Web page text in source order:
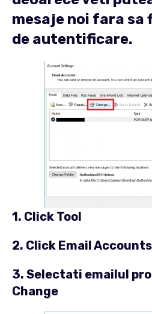
mesaje noi fara sa
de autentificare.
1. Click Tool
2. Click Email Accounts
3. Selectati emailul
Change